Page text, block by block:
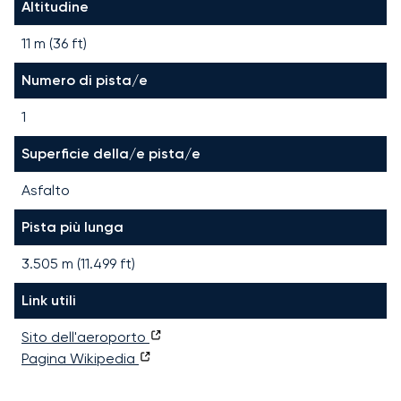
Altitudine
11 m (36 ft)
Numero di pista/e
1
Superficie della/e pista/e
Asfalto
Pista più lunga
3.505 m (11.499 ft)
Link utili
Sito dell'aeroporto
Pagina Wikipedia